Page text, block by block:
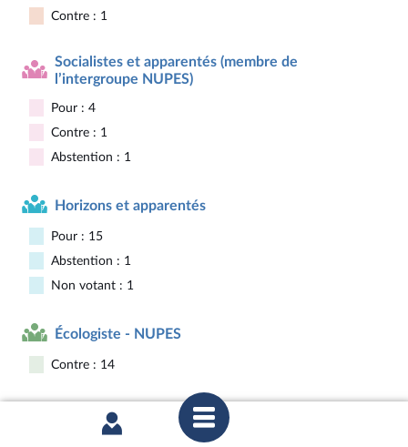
Contre : 1
Socialistes et apparentés (membre de
l’intergroupe NUPES)
Pour : 4
Contre : 1
Abstention : 1
Horizons et apparentés
Pour : 15
Abstention : 1
Non votant : 1
Écologiste - NUPES
Contre : 14
Gauche démocrate et républicaine - NUPES